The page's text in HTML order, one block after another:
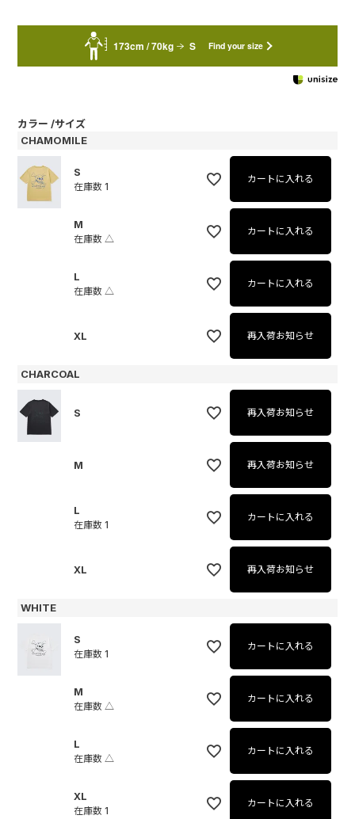
173cm / 70kg S Find your size
カラー サイズ
CHAMOMILE
S
在庫数 1
カートに入れる
M
在庫数 △
カートに入れる
L
在庫数 △
カートに入れる
XL 再入荷お知らせ
CHARCOAL
S 再入荷お知らせ
M 再入荷お知らせ
L
在庫数 1
カートに入れる
XL 再入荷お知らせ
WHITE
S
在庫数 1
カートに入れる
M
在庫数 △
カートに入れる
L
在庫数 △
カートに入れる
XL
在庫数 1
カートに入れる